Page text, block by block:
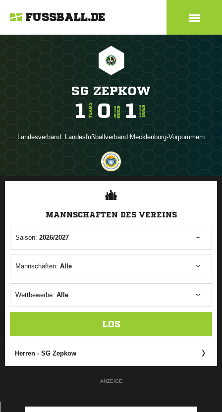
FUSSBALL.DE
SG ZEPKOW
1 TEAMS 0 JUNIORENINNEN 1 SENIORENINNEN
Landesverband: Landesfußballverband Mecklenburg-Vorpommern
ANZEIGE
MANNSCHAFTEN DES VEREINS
Saison: 2026/2027
Mannschaften: Alle
Wettbewerbe: Alle
LOS
Herren - SG Zepkow
ANZEIGE